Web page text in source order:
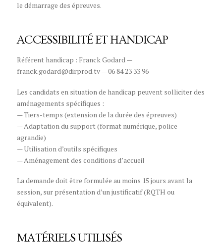
le démarrage des épreuves.
ACCESSIBILITÉ ET HANDICAP
Référent handicap : Franck Godard —
franck.godard@dirprod.tv — 06 84 23 33 96
Les candidats en situation de handicap peuvent solliciter des
aménagements spécifiques :
— Tiers-temps (extension de la durée des épreuves)
— Adaptation du support (format numérique, police
agrandie)
— Utilisation d’outils spécifiques
— Aménagement des conditions d’accueil
La demande doit être formulée au moins 15 jours avant la
session, sur présentation d’un justificatif (RQTH ou
équivalent).
MATÉRIELS UTILISÉS